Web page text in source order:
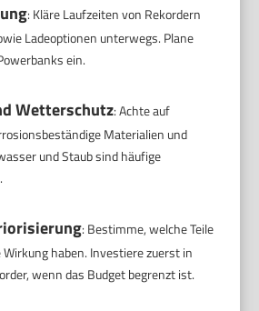
: Kläre Laufzeiten von Rekordern
Ladeoptionen unterwegs. Plane
ein.
Wetterschutz: Achte auf
Materialien und
und Staub sind häufige
: Bestimme, welche Teile
haben. Investiere zuerst in
wenn das Budget begrenzt ist.